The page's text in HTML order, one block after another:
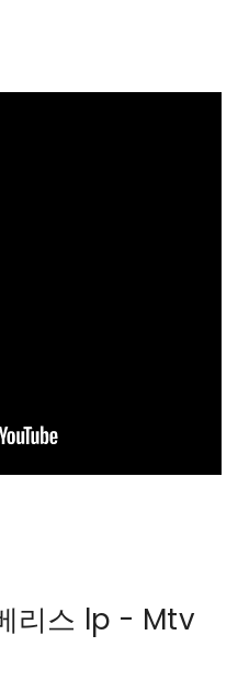
리스 lp - Mtv